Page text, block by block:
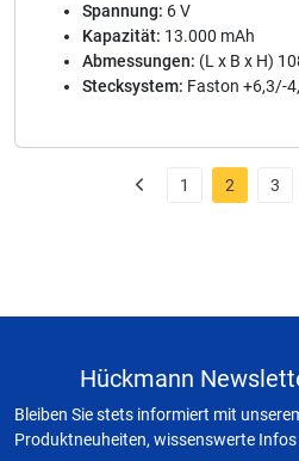
Spannung: 6 V
Kapazität: 13.000 mAh
Abmessungen: (L x B x H)
Stecksystem: Faston +6,3/-
1 2 3
Hückmann
Bleiben Sie stets informiert mit
Produktneuheiten, wissenswerte Infos